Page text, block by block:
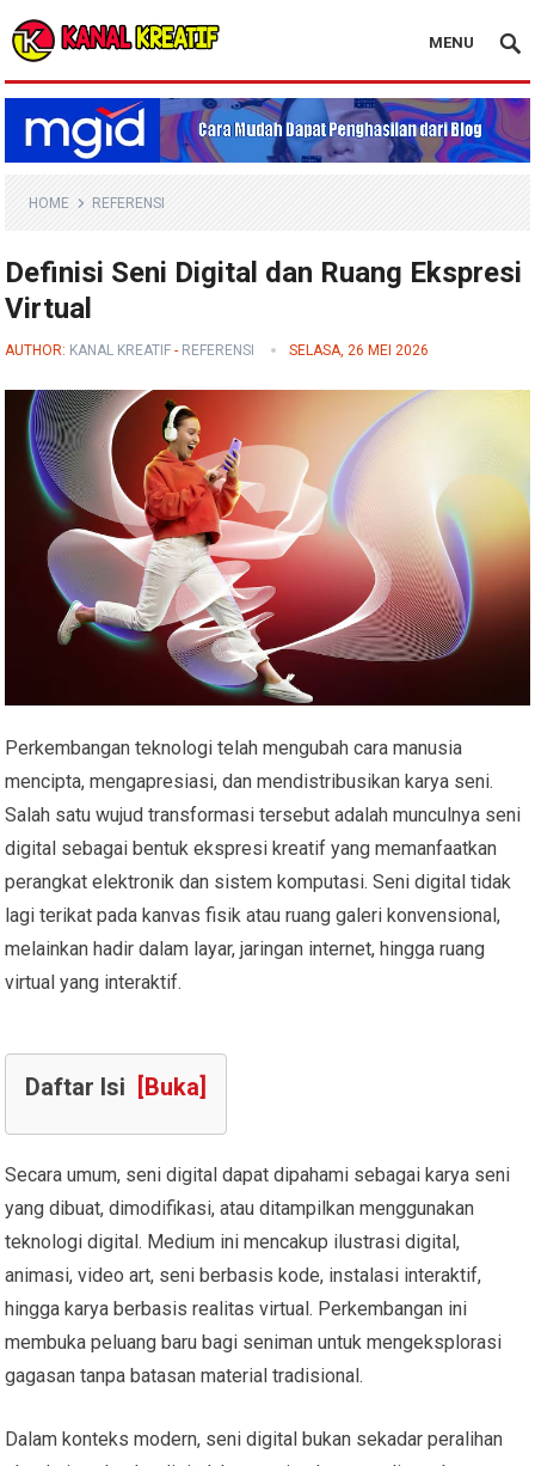
Blog Kanal Kreatif
MENU
HOME REFERENSI
Definisi Seni Digital dan Ruang Ekspresi
Virtual
AUTHOR: KANAL KREATIF - REFERENSI SELASA, 26 MEI 2026
Perkembangan teknologi telah mengubah cara manusia
mencipta, mengapresiasi, dan mendistribusikan karya seni.
Salah satu wujud transformasi tersebut adalah munculnya seni
digital sebagai bentuk ekspresi kreatif yang memanfaatkan
perangkat elektronik dan sistem komputasi. Seni digital tidak
lagi terikat pada kanvas fisik atau ruang galeri konvensional,
melainkan hadir dalam layar, jaringan internet, hingga ruang
virtual yang interaktif.
Daftar Isi [Buka]
Secara umum, seni digital dapat dipahami sebagai karya seni
yang dibuat, dimodifikasi, atau ditampilkan menggunakan
teknologi digital. Medium ini mencakup ilustrasi digital,
animasi, video art, seni berbasis kode, instalasi interaktif,
hingga karya berbasis realitas virtual. Perkembangan ini
membuka peluang baru bagi seniman untuk mengeksplorasi
gagasan tanpa batasan material tradisional.
Dalam konteks modern, seni digital bukan sekadar peralihan